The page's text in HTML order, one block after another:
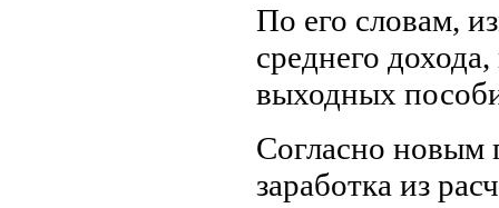
По его словам,
среднего
выходных
Согласно новым
заработка из